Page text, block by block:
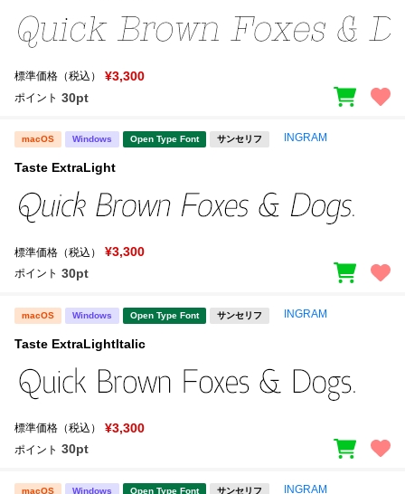
標準価格（税込） ¥3,300
ポイント 30pt
macOS Windows Open Type Font サンセリフ INGRAM
Taste ExtraLight
標準価格（税込） ¥3,300
ポイント 30pt
macOS Windows Open Type Font サンセリフ INGRAM
Taste ExtraLightItalic
標準価格（税込） ¥3,300
ポイント 30pt
macOS Windows Open Type Font サンセリフ INGRAM